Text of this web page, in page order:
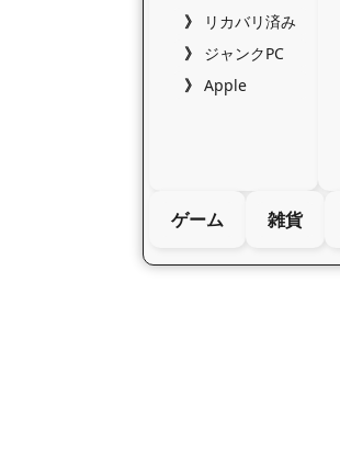
リカバリ済み
ジャンクPC
Apple
ゲーム 雑貨